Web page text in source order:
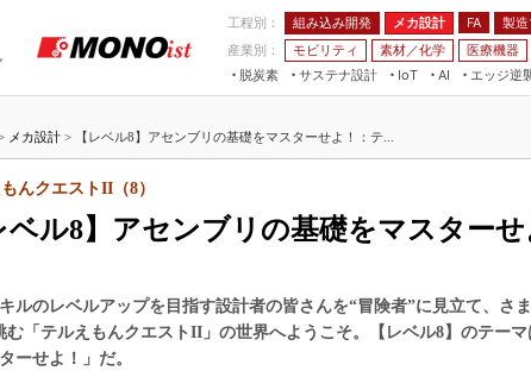
工程別： 組み込み開発 メカ設計 FA 製造
産業別：
モビリティ 素材／化学 医療機器
脱炭素
サステナ設計
IoT
つながる工場
AI
AI×設備保全
エッジ逆
JIMTOF
IIFES
ジャパンモビリティショー
TECHNO-FRONTIER
フィールドサービ
組み込み画像技術
モビリテ
メカ設計 > 【レベル8】アセンブリの基礎をマスターせよ！：テ...
ベル8】アセンブリの基礎をマスターせ
んクエストII（8）
ルのレベルアップを目指す設計者の皆さんを“冒険者”に見立て、さ
む「テルえもんクエストII」の世界へようこそ。【レベル8】のテー
ーせよ！」だ。